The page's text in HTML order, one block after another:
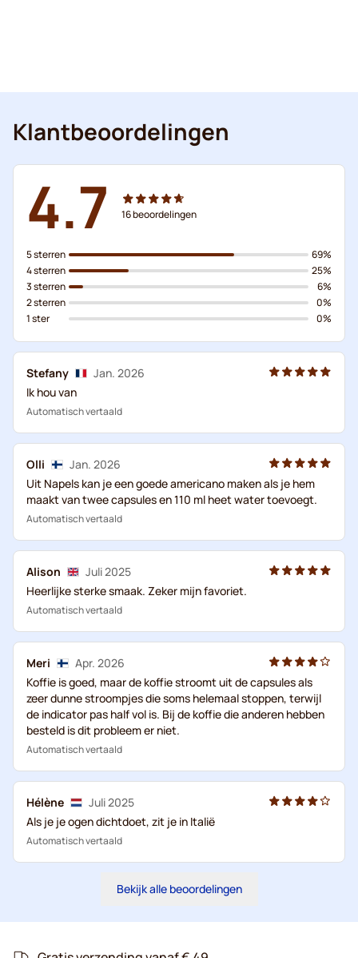
Klantbeoordelingen
4.7 16beoordelingen
5 sterren
4 sterren
3 sterren
2 sterren
1 ster
69%
25%
6%
0%
0%
Stefany
Jan. 2026
Ik hou van
Automatisch vertaald
Olli
Jan. 2026
Uit Napels kan je een goede americano maken als je hem
maakt van twee capsules en 110 ml heet water toevoegt.
Automatisch vertaald
Alison
Juli 2025
Heerlijke sterke smaak. Zeker mijn favoriet.
Automatisch vertaald
Meri
Apr. 2026
Koffie is goed, maar de koffie stroomt uit de capsules als
zeer dunne stroompjes die soms helemaal stoppen, terwijl
de indicator pas half vol is. Bij de koffie die anderen hebben
besteld is dit probleem er niet.
Automatisch vertaald
Hélène
Juli 2025
Als je je ogen dichtdoet, zit je in Italië
Automatisch vertaald
Bekijk alle beoordelingen